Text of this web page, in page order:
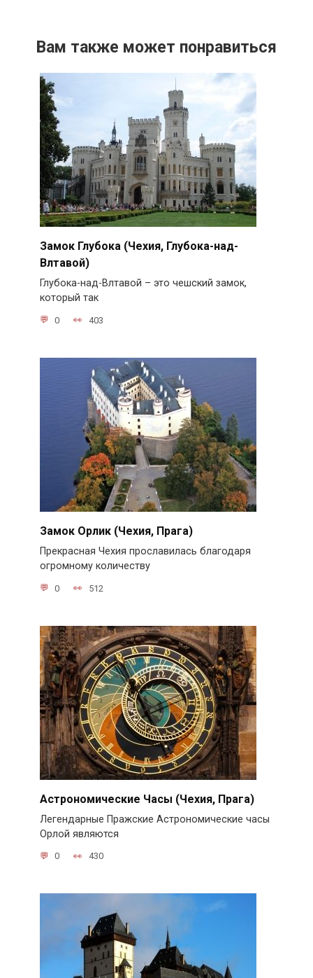
Вам также может понравиться
Замок Глубока (Чехия, Глубока-над-
Влтавой)
Глубока-над-Влтавой – это чешский замок,
который так
0 403
Замок Орлик (Чехия, Прага)
Прекрасная Чехия прославилась благодаря
огромному количеству
0 512
Астрономические Часы (Чехия, Прага)
Легендарные Пражские Астрономические часы
Орлой являются
0 430